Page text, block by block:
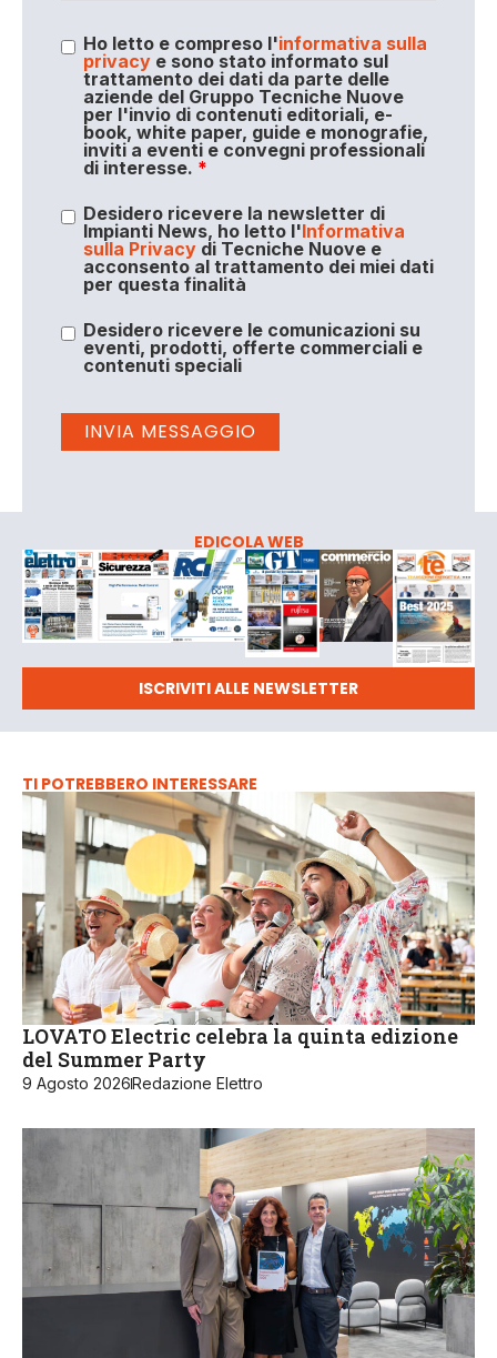
Ho letto e compreso l'informativa sulla
privacye sono stato informato sul
trattamento dei dati da parte delle
aziende del Gruppo Tecniche Nuove
per l'invio di contenuti editoriali, e-
book, white paper, guide e monografie,
inviti a eventi e convegni professionali
di interesse. *
Desidero ricevere la newsletter di
Impianti News, ho letto l'Informativa
sulla Privacydi Tecniche Nuove e
acconsento al trattamento dei miei dati
per questa finalità
Desidero ricevere le comunicazioni su
eventi, prodotti, offerte commerciali e
contenuti speciali
EDICOLA WEB
ISCRIVITI ALLE NEWSLETTER
TI POTREBBERO INTERESSARE
LOVATO Electric celebra la quinta edizione
del Summer Party
9 Agosto 2026 Redazione Elettro